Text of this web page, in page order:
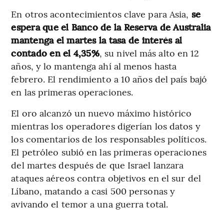
En otros acontecimientos clave para Asia, se
espera que el Banco de la Reserva de Australia
mantenga el martes la tasa de interés al
contado en el 4,35%, su nivel más alto en 12
años, y lo mantenga ahí al menos hasta
febrero. El rendimiento a 10 años del país bajó
en las primeras operaciones.
El oro alcanzó un nuevo máximo histórico
mientras los operadores digerían los datos y
los comentarios de los responsables políticos.
El petróleo subió en las primeras operaciones
del martes después de que Israel lanzara
ataques aéreos contra objetivos en el sur del
Líbano, matando a casi 500 personas y
avivando el temor a una guerra total.